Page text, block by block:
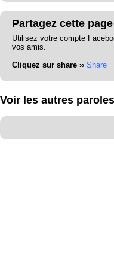
Partagez cette
Utilisez votre compte
vos amis.
Cliquez sur share ›› Share
Voir les autres